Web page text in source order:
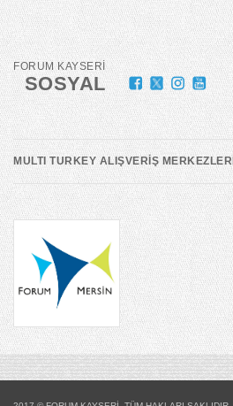
FORUM KAYSERİ
SOSYAL
MULTI TURKEY ALIŞVERİŞ MERKEZLERİ